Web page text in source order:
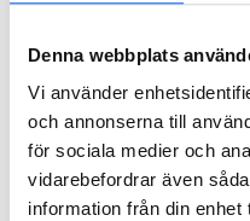
Denna webbplats
Vi använder
och annonserna till
för sociala medier och
vidarebefordrar även
information från din